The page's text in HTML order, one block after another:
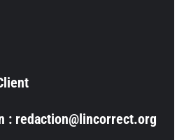
: redaction@lincorrect.org